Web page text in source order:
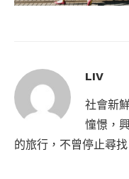
LIV
社會新
憧憬，
的旅行，不曾停止尋找